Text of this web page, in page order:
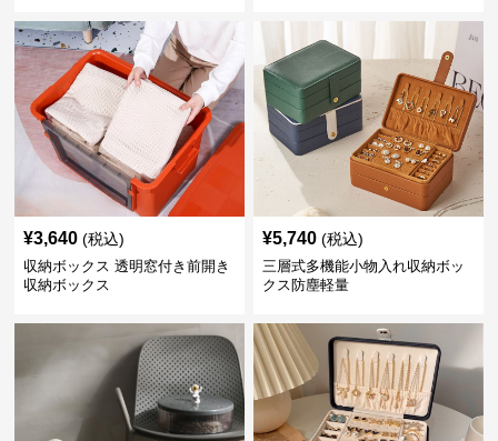
¥3,640 (税込)
収納ボックス 透明窓付き前開き
収納ボックス
¥5,740 (税込)
三層式多機能小物入れ収納ボッ
クス防塵軽量